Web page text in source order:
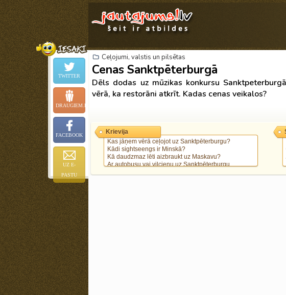
Ceļojumi, valstis un pilsētas
Cenas Sanktpēterburgā
Dēls dodas uz mūzikas konkursu
vērā, ka restorāni atkrīt. Kadas cenas veikalos?
Kas jāņem vērā ceļojot uz Sanktpēterburgu?
Kādi sightseengs ir Minskā?
Kā daudzmaz lēti aizbraukt uz Maskavu?
Ar autobusu vai vilcienu uz Sanktpēterburgu
Krievija
TWITTER
DRAUGIEM.LV
FACEBOOK
UZ E-
PASTU